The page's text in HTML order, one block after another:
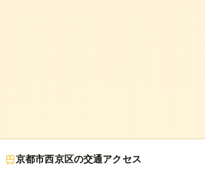
京都市西京区の交通アクセス